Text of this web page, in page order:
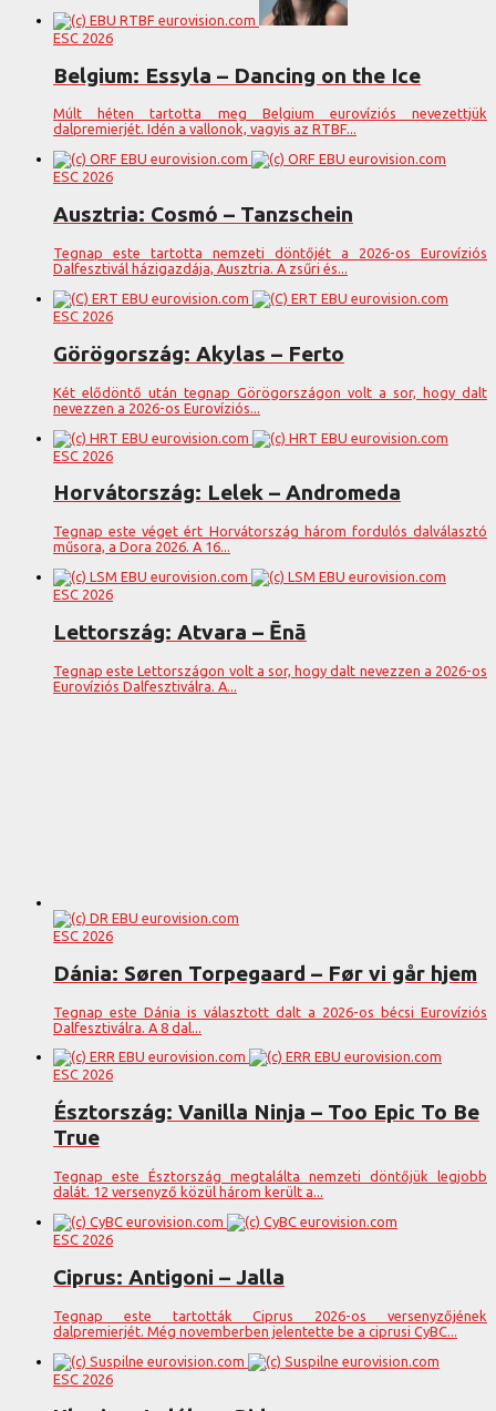
ESC 2026
Belgium: Essyla – Dancing on the Ice
Múlt héten tartotta meg Belgium eurovíziós nevezettjük
dalpremierjét. Idén a vallonok, vagyis az RTBF...
ESC 2026
Ausztria: Cosmó – Tanzschein
Tegnap este tartotta nemzeti döntőjét a 2026-os Eurovíziós
Dalfesztivál házigazdája, Ausztria. A zsűri és...
ESC 2026
Görögország: Akylas – Ferto
Két elődöntő után tegnap Görögországon volt a sor, hogy dalt
nevezzen a 2026-os Eurovíziós...
ESC 2026
Horvátország: Lelek – Andromeda
Tegnap este véget ért Horvátország három fordulós dalválasztó
műsora, a Dora 2026. A 16...
ESC 2026
Lettország: Atvara – Ēnā
Tegnap este Lettországon volt a sor, hogy dalt nevezzen a 2026-os
Eurovíziós Dalfesztiválra. A...
ESC 2026
Dánia: Søren Torpegaard – Før vi går hjem
Tegnap este Dánia is választott dalt a 2026-os bécsi Eurovíziós
Dalfesztiválra. A 8 dal...
ESC 2026
Észtország: Vanilla Ninja – Too Epic To Be
True
Tegnap este Észtország megtalálta nemzeti döntőjük legjobb
dalát. 12 versenyző közül három került a...
ESC 2026
Ciprus: Antigoni – Jalla
Tegnap este tartották Ciprus 2026-os versenyzőjének
dalpremierjét. Még novemberben jelentette be a ciprusi CyBC...
ESC 2026